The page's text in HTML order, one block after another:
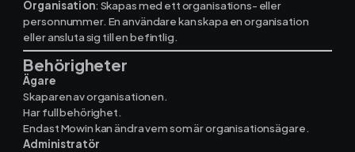
Visma Administration
Arbetsorder
Organisation: Skapas med ett organisations- eller
personnummer. En användare kan skapa en organisation
eller ansluta sig till en befintlig.
Behörigheter
Ägare
Skaparen av organisationen.
Har full behörighet.
Endast Mowin kan ändra vem som är organisationsägare.
Administratör